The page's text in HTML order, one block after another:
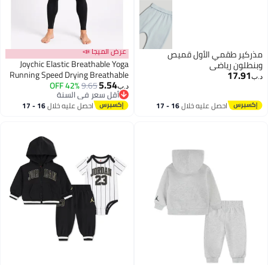
مذركير طقمي الأول قميص
وبنطلون رياضي
د.ب‏17.91
احصل عليه خلال 16 - 17
عرض الميجا 📣
Joychic Elastic Breathable Yoga
Running Speed Drying Breathable
Training Sports Fitness Long
Sleeve Set T-shirt and Pants Black
د.ب‏5.54
9.65
42% OFF
أقل سعر في السنة
أقل سعر في السنة
احصل عليه خلال 16 - 17